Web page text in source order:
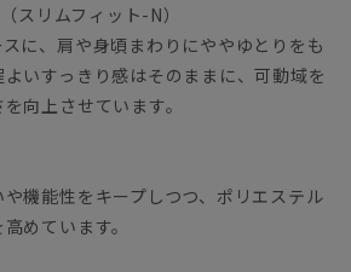
スリムフィット-N）
に、肩や身頃まわりにややゆとりをも
いすっきり感はそのままに、可動域を
向上させています。
機能性をキープしつつ、ポリエステル
めています。